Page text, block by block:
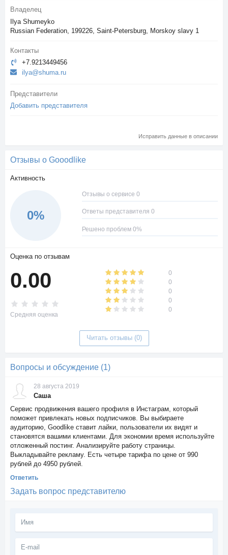
Владелец
Ilya Shumeyko
Russian Federation, 199226, Saint-Petersburg, Morskoy slavy 1
Контакты
+7.9213449456
ilya@shuma.ru
Представители
Добавить представителя
Исправить данные в описании
Отзывы о Gooodlike
Активность
0%
Отзывы о сервисе 0
Ответы представителя 0
Решено проблем 0%
Оценка по отзывам
0.00
Средняя оценка
0
0
0
0
0
Читать отзывы (0)
Вопросы и обсуждение (1)
28 августа 2019
Саша
Сервис продвижения вашего профиля в Инстаграм, который
поможет привлекать новых подписчиков. Вы выбираете
аудиторию, Goodlike ставит лайки, пользователи их видят и
становятся вашими клиентами. Для экономии время используйте
отложенный постинг. Анализируйте работу страницы.
Выкладывайте рекламу. Есть четыре тарифа по цене от 990
рублей до 4950 рублей.
Ответить
Задать вопрос представителю